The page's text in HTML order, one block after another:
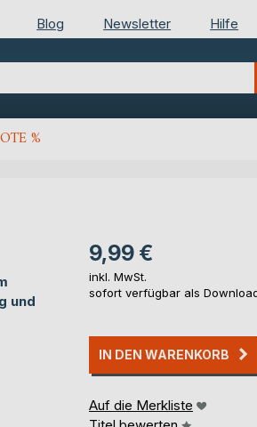
Blog Newsletter Hilfe
%
und
9,99 €
inkl. MwSt.
sofort verfügbar als
IN DEN WARENKORB
Auf die Merkliste